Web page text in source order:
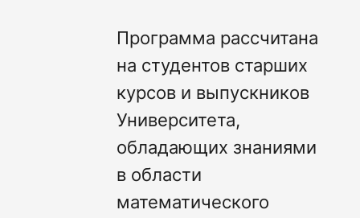
Программа рассчитана
на студентов старших
курсов и выпускников
Университета,
обладающих знаниями
в области
математического